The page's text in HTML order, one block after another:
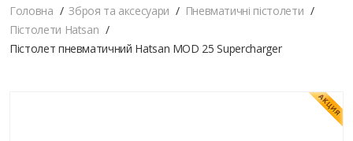
Головна Зброя та аксесуари
Пневматичні пістолети
Пістолети Hatsan
Пістолет пневматичний Hatsan MOD 25 Supercharger